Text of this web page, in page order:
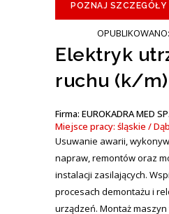
POZNAJ SZCZEGÓŁY
Elektryk
ruchu (k/m)
Firma: EUROKADRA MED
Miejsce pracy: śląskie /
Usuwanie awarii,
napraw, remontów oraz
instalacji zasilających.
procesach demontażu i
urządzeń. Montaż